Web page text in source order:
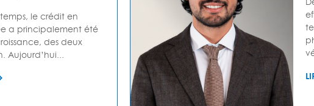
le crédit en
a principalement été
des deux
Aujourd’hui...